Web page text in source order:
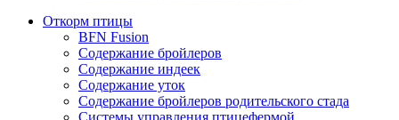
Откорм птицы
BFN Fusion
Содержание бройлеров
Содержание индеек
Содержание уток
Содержание бройлеров родительского стада